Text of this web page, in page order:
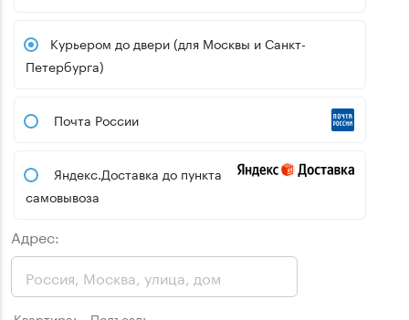
Курьером до двери (для Москвы и Санкт-
Петербурга)
Почта России
Яндекс.Доставка до пункта
самовывоза
Адрес: